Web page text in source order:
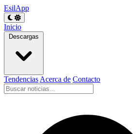
EsilApp
Inicio
Descargas
Tendencias Acerca de Contacto